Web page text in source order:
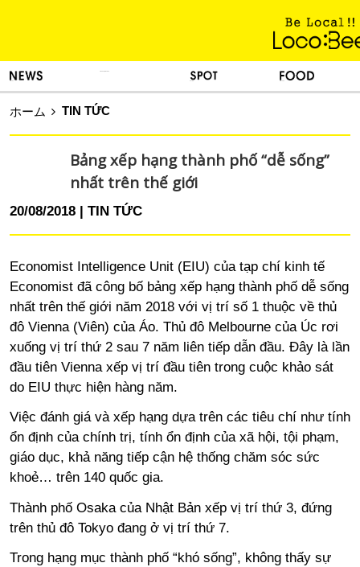
ホーム TIN TỨC
Bảng xếp hạng thành phố “dễ sống”
nhất trên thế giới
20/08/2018 TIN TỨC
Economist Intelligence Unit (EIU) của tạp chí kinh tế
Economist đã công bố bảng xếp hạng thành phố dễ sống
nhất trên thế giới năm 2018 với vị trí số 1 thuộc về thủ
đô Vienna (Viên) của Áo. Thủ đô Melbourne của Úc rơi
xuống vị trí thứ 2 sau 7 năm liên tiếp dẫn đầu. Đây là lần
đầu tiên Vienna xếp vị trí đầu tiên trong cuộc khảo sát
do EIU thực hiện hàng năm.
Việc đánh giá và xếp hạng dựa trên các tiêu chí như tính
ổn định của chính trị, tính ổn định của xã hội, tội phạm,
giáo dục, khả năng tiếp cận hệ thống chăm sóc sức
khoẻ… trên 140 quốc gia.
Thành phố Osaka của Nhật Bản xếp vị trí thứ 3, đứng
trên thủ đô Tokyo đang ở vị trí thứ 7.
Trong hạng mục thành phố “khó sống”, không thấy sự